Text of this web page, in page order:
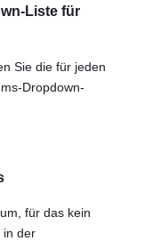
Liste für
Sie die für jeden
Dropdown-
für das kein
in der